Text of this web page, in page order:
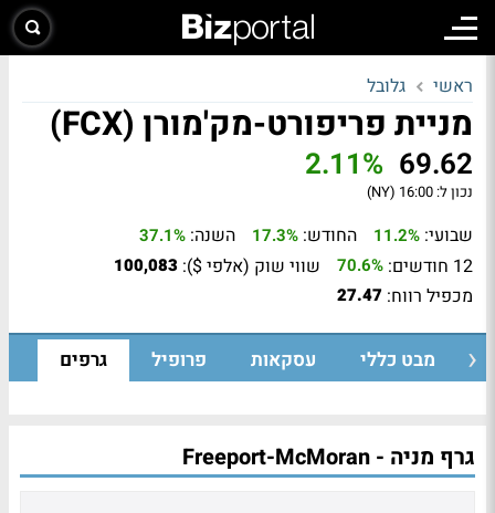
ראשי גלובל
מניית פריפורט-מק'מורן (FCX)
69.62
2.11%
נכון ל: 16:00 (NY)
שבועי: 11.2% החודש: 17.3% השנה: 37.1%
12 חודשים: 70.6% שווי שוק (אלפי $): 100,083
מכפיל רווח: 27.47
מבט כללי עסקאות פרופיל גרפים
גרף מניה - Freeport-McMoran